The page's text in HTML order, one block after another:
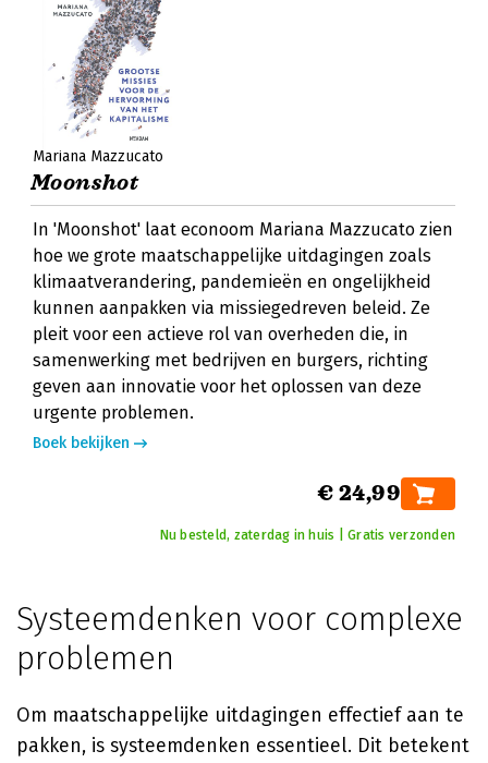
Mariana Mazzucato
Moonshot
In 'Moonshot' laat econoom Mariana Mazzucato zien
hoe we grote maatschappelijke uitdagingen zoals
klimaatverandering, pandemieën en ongelijkheid
kunnen aanpakken via missiegedreven beleid. Ze
pleit voor een actieve rol van overheden die, in
samenwerking met bedrijven en burgers, richting
geven aan innovatie voor het oplossen van deze
urgente problemen.
Boek bekijken
€ 24,99
Nu besteld, zaterdag in huis | Gratis verzonden
Systeemdenken voor complexe
problemen
Om maatschappelijke uitdagingen effectief aan te
pakken, is systeemdenken essentieel. Dit betekent